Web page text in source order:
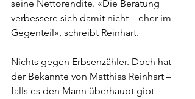
seine Nettorendite. «Die Beratung
verbessere sich damit nicht – eher im
Gegenteil», schreibt Reinhart.
Nichts gegen Erbsenzähler. Doch hat
der Bekannte von Matthias Reinhart –
falls es den Mann überhaupt gibt –